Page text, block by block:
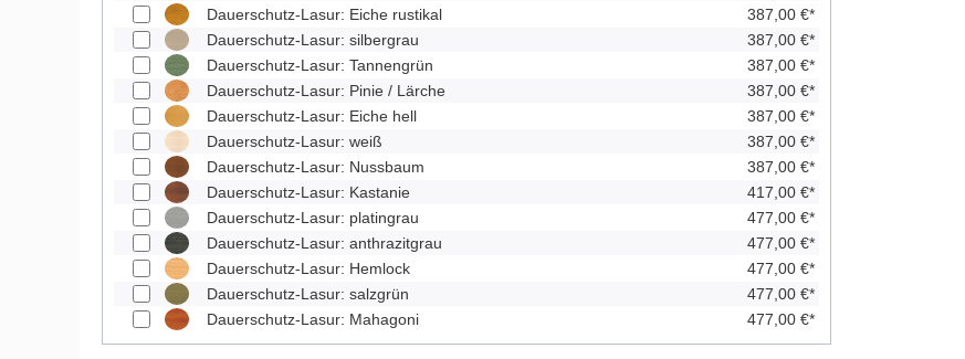
Dauerschutz-Lasur: Eiche rustikal
387,00 €*
Dauerschutz-Lasur: silbergrau
387,00 €*
Dauerschutz-Lasur: Tannengrün
387,00 €*
Dauerschutz-Lasur: Pinie / Lärche
387,00 €*
Dauerschutz-Lasur: Eiche hell
387,00 €*
Dauerschutz-Lasur: weiß
387,00 €*
Dauerschutz-Lasur: Nussbaum
387,00 €*
Dauerschutz-Lasur: Kastanie
417,00 €*
Dauerschutz-Lasur: platingrau
477,00 €*
Dauerschutz-Lasur: anthrazitgrau
477,00 €*
Dauerschutz-Lasur: Hemlock
477,00 €*
Dauerschutz-Lasur: salzgrün
477,00 €*
Dauerschutz-Lasur: Mahagoni
477,00 €*